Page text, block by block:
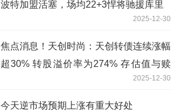
波特加盟活塞，场均22+3悍将驰援库里
2025-12-30
焦点消息！天创时尚：天创转债连续涨幅
超30% 转股溢价率为274% 存估值与赎
2025-12-30
今天逆市场预期上涨有重大好处